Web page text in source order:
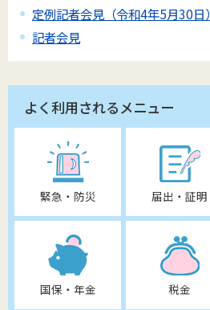
定例記者会見（令和4年5月30日）
記者会見
よく利用されるメニュー
緊急・防災 届出・証明
国保・年金 税金